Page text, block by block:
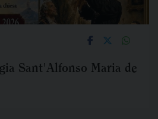
Sant'Alfonso Maria de